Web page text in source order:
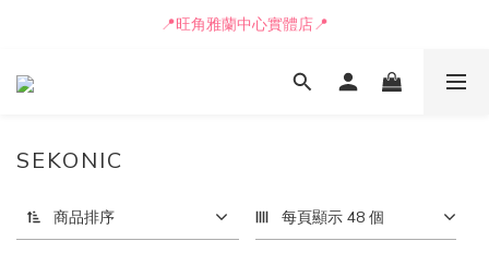
📒🖋️報價單 / 採購表格🖋️📒
📍旺角雅蘭中心實體店📍
🚛最快可即日安排貨車送到💨
SEKONIC
商品排序 每頁顯示 48 個